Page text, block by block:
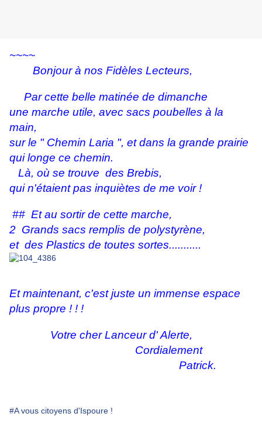
~~~~
Bonjour à nos Fidèles Lecteurs,
Par cette belle matinée de dimanche
une marche utile, avec sacs poubelles à la
main,
sur le " Chemin Laria ", et dans la grande prairie
qui longe ce chemin.
Là, où se trouve des Brebis,
qui n'étaient pas inquiètes de me voir !
## Et au sortir de cette marche,
2 Grands sacs remplis de polystyrène,
et des Plastics de toutes sortes...........
Et maintenant, c'est juste un immense espace
plus propre ! ! !
Votre cher Lanceur d' Alerte,
Cordialement
Patrick.
#A vous citoyens d'Ispoure !